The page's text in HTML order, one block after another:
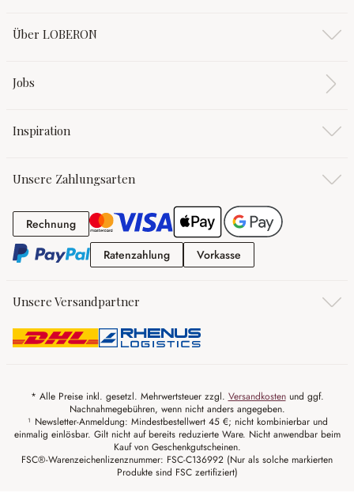
Über LOBERON
Jobs
Inspiration
Unsere Zahlungsarten
RechnungRechnung
RatenzahlungRatenzahlung
Vorkasse
Unsere Versandpartner
* Alle Preise inkl. gesetzl. Mehrwertsteuer zzgl. Versandkostenund ggf.
Nachnahmegebühren, wenn nicht anders angegeben.
¹ Newsletter-Anmeldung: Mindestbestellwert 45 €; nicht kombinierbar und
einmalig einlösbar. Gilt nicht auf bereits reduzierte Ware. Nicht anwendbar beim
Kauf von Geschenkgutscheinen.
FSC®-Warenzeichenlizenznummer: FSC-C136992 (Nur als solche markierten
Produkte sind FSC zertifiziert)